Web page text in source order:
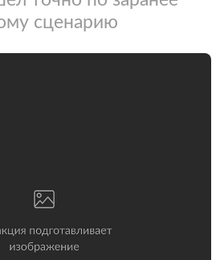
сценарию